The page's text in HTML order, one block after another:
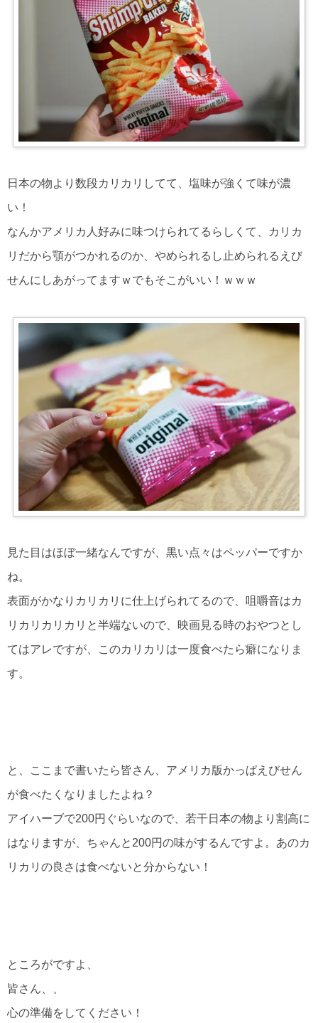
日本の物より数段カリカリしてて、塩味が強くて味が濃
い！
なんかアメリカ人好みに味つけられてるらしくて、カリカ
リだから顎がつかれるのか、やめられるし止められるえび
せんにしあがってますｗでもそこがいい！ｗｗｗ
見た目はほぼ一緒なんですが、黒い点々はペッパーですか
ね。
表面がかなりカリカリに仕上げられてるので、咀嚼音はカ
リカリカリカリと半端ないので、映画見る時のおやつとし
てはアレですが、このカリカリは一度食べたら癖になりま
す。
と、ここまで書いたら皆さん、アメリカ版かっぱえびせん
が食べたくなりましたよね？
アイハーブで200円ぐらいなので、若干日本の物より割高に
はなりますが、ちゃんと200円の味がするんですよ。あのカ
リカリの良さは食べないと分からない！
ところがですよ、
皆さん、、
心の準備をしてください！